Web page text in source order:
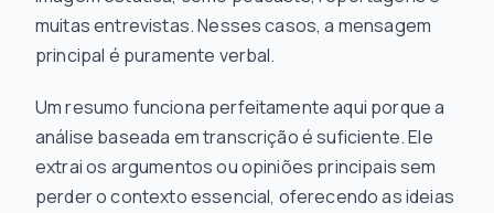
muitas entrevistas. Nesses casos, a mensagem
principal é puramente verbal.
Um resumo funciona perfeitamente aqui porque a
análise baseada em transcrição é suficiente. Ele
extrai os argumentos ou opiniões principais sem
perder o contexto essencial, oferecendo as ideias